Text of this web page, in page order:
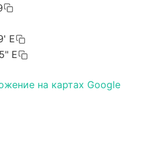
E
E
на картах Google